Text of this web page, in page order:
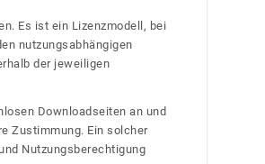
Es ist ein Lizenzmodell, bei
nutzungsabhängigen
der jeweiligen
Downloadseiten an und
Zustimmung. Ein solcher
Nutzungsberechtigung